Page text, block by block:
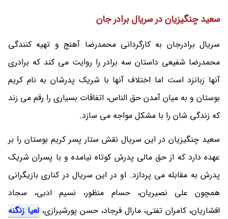
سعید چنگیزیان در سریال برادر جان
سریال برادرجان به کارگردانی محمدرضا آهنج و تهیه کنندگی
محمدرضا شفیعی داستان سه برادر را روایت می کند که برادری
آنها زبانزد است اما اختلاف آنها با شریک پدرشان به نام کریم
بوستان و به میان آمدن حق الناس، اتفاقات بسیاری را رقم می زند
که زندگی شان را با مشکل مواجه می سازد.
سعید چنگیزیان در این سریال نقش ستار پسر کریم بوستان را بر
عهده دارد که از حق مالی پدرش کوتاه نیامده و با پسران شریک
پدرش به مقابله می پردازد. او در این سریال در کناری بازیگرانی
همچون علی نصیریان، حسام منظور، نسیم ادبی، سجاد
افشاریان، کامران تفتی، مارال فرجاد، حسن پورشیرازی،لعیا زنگنه